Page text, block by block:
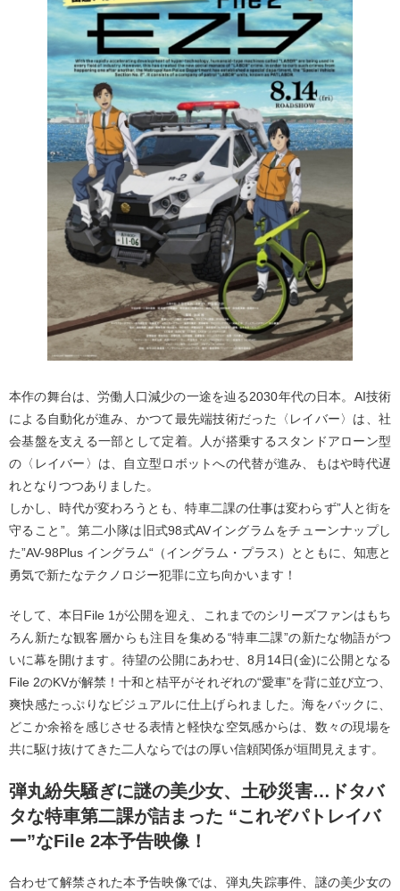
本作の舞台は、労働人口減少の一途を辿る2030年代の日本。AI技術
による自動化が進み、かつて最先端技術だった〈レイバー〉は、社
会基盤を支える一部として定着。人が搭乗するスタンドアローン型
の〈レイバー〉は、自立型ロボットへの代替が進み、もはや時代遅
れとなりつつありました。
しかし、時代が変わろうとも、特車二課の仕事は変わらず”人と街を
守ること”。第二小隊は旧式98式AVイングラムをチューンナップし
た”AV-98Plus イングラム“（イングラム・プラス）とともに、知恵と
勇気で新たなテクノロジー犯罪に立ち向かいます！
そして、本日File 1が公開を迎え、これまでのシリーズファンはもち
ろん新たな観客層からも注目を集める“特車二課”の新たな物語がつ
いに幕を開けます。待望の公開にあわせ、8月14日(金)に公開となる
File 2のKVが解禁！十和と桔平がそれぞれの“愛車”を背に並び立つ、
爽快感たっぷりなビジュアルに仕上げられました。海をバックに、
どこか余裕を感じさせる表情と軽快な空気感からは、数々の現場を
共に駆け抜けてきた二人ならではの厚い信頼関係が垣間見えます。
弾丸紛失騒ぎに謎の美少女、土砂災害…ドタバ
タな特車第二課が詰まった “これぞパトレイバ
ー”なFile 2本予告映像！
合わせて解禁された本予告映像では、弾丸失踪事件、謎の美少女の